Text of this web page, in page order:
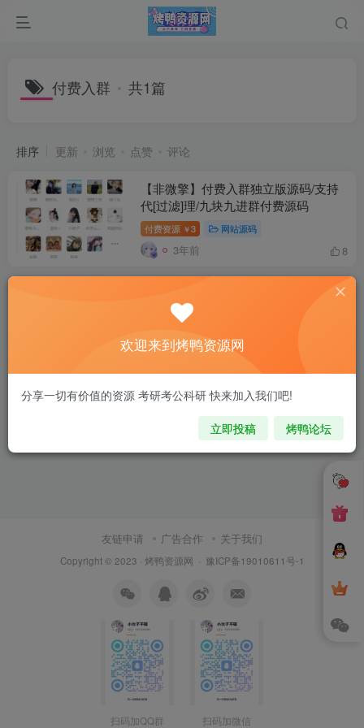
付费入群 共1篇
排序 更新 浏览 点赞 评论
【非微擎】付费入群独立版源码/支持
代[过滤]理/九块九进群付费源码
付费资源 ￥3 网站源码
3年前 8
友链申请 广告合作 关于我们
Copyright © 2023 · 烤鸭资源网 · 豫ICP备19010611号-1
扫码加QQ群 扫码加微信
欢迎来到烤鸭资源网
分享一切有价值的资源 考研考公科研 快来加入我们吧!
立即投稿 烤鸭论坛